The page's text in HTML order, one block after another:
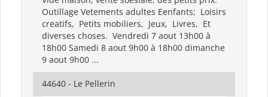
Outillage Vetements adultes Eenfants; Loisirs
creatifs, Petits mobiliers, Jeux, Livres, Et
diverses choses. Vendredi 7 aout 13h00 à
18h00 Samedi 8 aout 9h00 à 18h00 dimanche
9 aout 9h00 ...
44640 - Le Pellerin